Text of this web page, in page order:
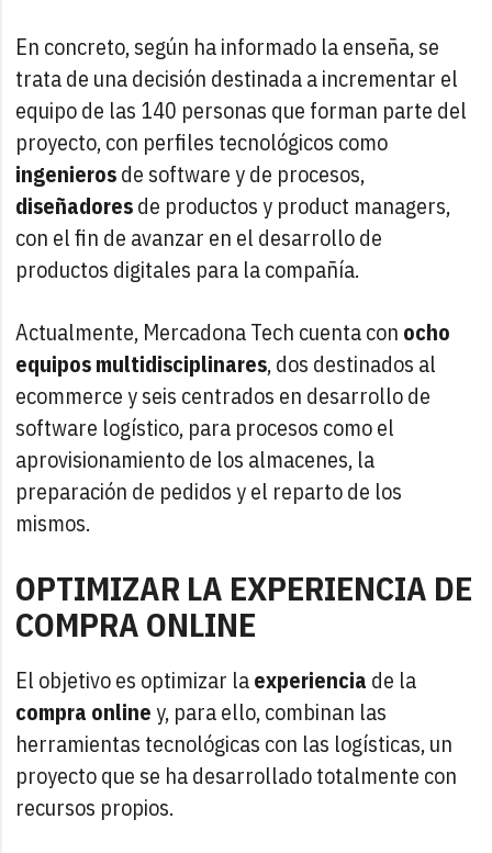
En concreto, según ha informado la enseña, se
trata de una decisión destinada a incrementar el
equipo de las 140 personas que forman parte del
proyecto, con perfiles tecnológicos como
ingenierosde software y de procesos,
diseñadoresde productos y product managers,
con el fin de avanzar en el desarrollo de
productos digitales para la compañía.
Actualmente, Mercadona Tech cuenta con ocho
equipos multidisciplinares, dos destinados al
ecommerce y seis centrados en desarrollo de
software logístico, para procesos como el
aprovisionamiento de los almacenes, la
preparación de pedidos y el reparto de los
mismos.
OPTIMIZAR LA EXPERIENCIA DE
COMPRA ONLINE
El objetivo es optimizar laexperiencia de la
compra onliney, para ello, combinan las
herramientas tecnológicas con las logísticas, un
proyecto que se ha desarrollado totalmente con
recursos propios.